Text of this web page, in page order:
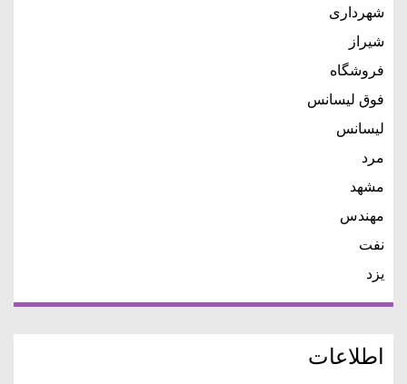
شهرداری
شیراز
فروشگاه
فوق لیسانس
لیسانس
مرد
مشهد
مهندس
نفت
یزد
اطلاعات